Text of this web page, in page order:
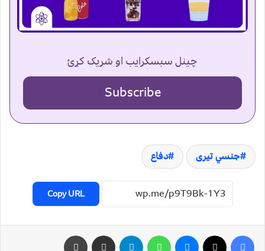
چینل سبسکرایب او شریک کړئ
Subscribe
جنسي تیری دفاع
Copy URL